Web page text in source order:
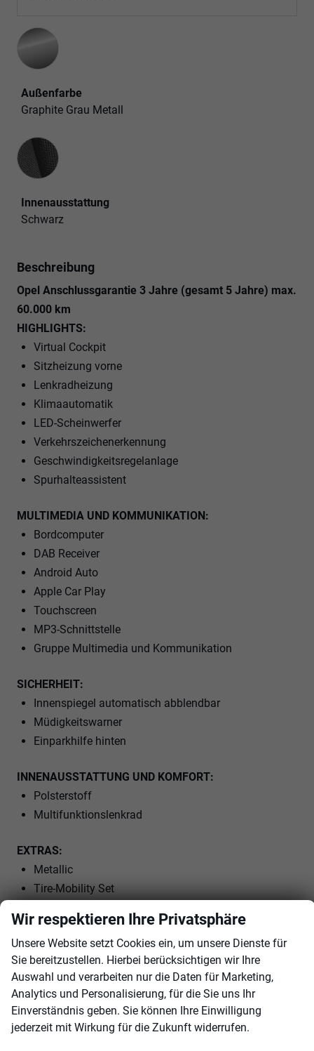
Außenfarbe
Graphite Grau Metall
Innenausstattung
Innenausstattung
Schwarz
Beschreibung
Opel Anschlussgarantie 3 Jahre (gesamt 5 Jahre) max.
60.000 km
HIGHLIGHTS:
Virtual Cockpit
Sitzheizung vorne
Lenkradheizung
Klimaautomatik
LED-Scheinwerfer
Verkehrszeichenerkennung
Geschwindigkeitsregelanlage
Spurhalteassistent
MULTIMEDIA UND KOMMUNIKATION:
Bordcomputer
DAB Receiver
Android Auto
Apple Car Play
Touchscreen
MP3-Schnittstelle
Gruppe Multimedia und Kommunikation
SICHERHEIT:
Innenspiegel automatisch abblendbar
Müdigkeitswarner
Einparkhilfe hinten
INNENAUSSTATTUNG UND KOMFORT:
Polsterstoff
Multifunktionslenkrad
EXTRAS:
Metallic
Tire-Mobility Set
Innen
Armlehnen
Mittelarmlehne
Klimatisierung
Klimaautomatik
Lenkrad
in Leder, mit Multifunktionen, mit Lenkradheizung
Sitze
Isofix (Kindersitzbefestigung), Sitzheizung, Isofix Beifahrersitz
Wir respektieren Ihre Privatsphäre
Unsere Website setzt Cookies ein, um unsere Dienste für
Sie bereitzustellen. Hierbei berücksichtigen wir Ihre
Auswahl und verarbeiten nur die Daten für Marketing,
Analytics und Personalisierung, für die Sie uns Ihr
Einverständnis geben. Sie können Ihre Einwilligung
jederzeit mit Wirkung für die Zukunft widerrufen.